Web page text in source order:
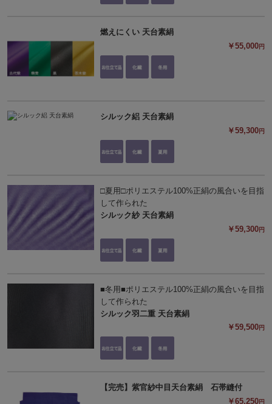
燃えにくい 天台素絹
￥55,000円
シルック絽 天台素絹
￥59,300円
□夏用□ポリエステル100%正絹の風合いを目指
して作られた
シルック紗 天台素絹
￥59,300円
■冬用■ポリエステル100%正絹の風合いを目指
して作られた
シルック羽二重 天台素絹
￥59,500円
【完売】紫官紗中目天台素絹 石帯縫付
￥65,250円